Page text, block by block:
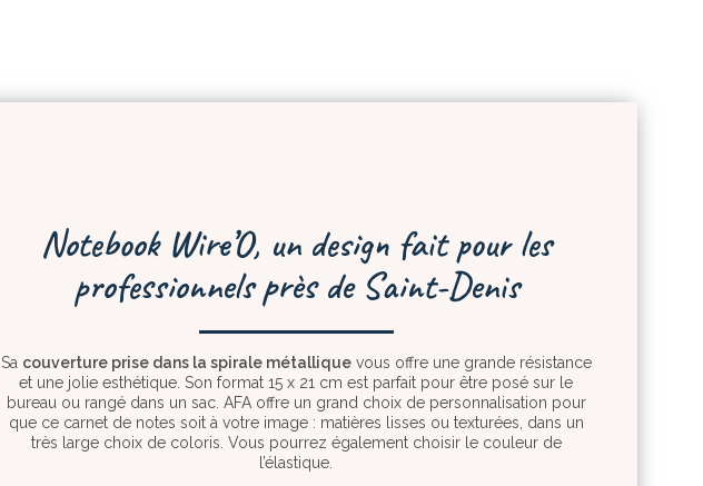
Notebook Wire’O, un design fait pour les
professionnels près de Saint-Denis
Sa couverture prise dans la spirale métalliquevous offre une grande résistance
et une jolie esthétique. Son format 15 x 21 cm est parfait pour être posé sur le
bureau ou rangé dans un sac. AFA offre un grand choix de personnalisation pour
que ce carnet de notes soit à votre image : matières lisses ou texturées, dans un
très large choix de coloris. Vous pourrez également choisir le couleur de
l’élastique.